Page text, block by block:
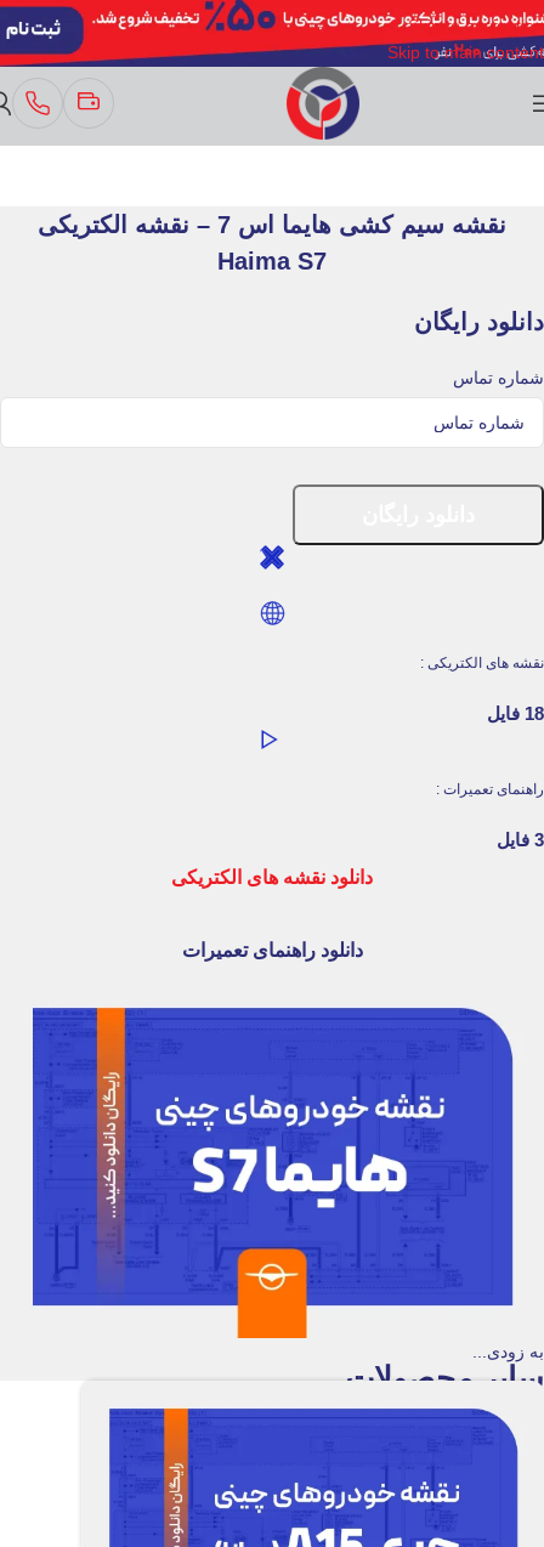
Skip to navigation
Skip to main content
نقشه سیم کشی هایما اس 7 – نقشه الکتریکی
Haima S7
دانلود رایگان
شماره تماس
نقشه های الکتریکی :
18 فایل
راهنمای تعمیرات :
3 فایل
دانلود نقشه های الکتریکی
دانلود راهنمای تعمیرات
به زودی...
سایر محصولات